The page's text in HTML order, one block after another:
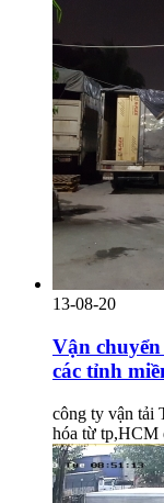
13-08-20
Vận
các tỉnh
công ty vận tải
hóa từ tp,HCM